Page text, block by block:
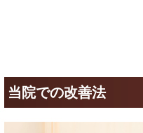
当院での改善法